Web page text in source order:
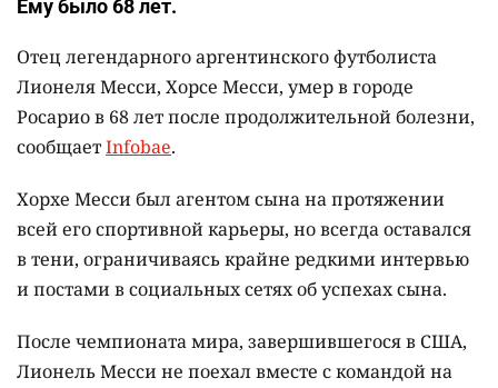
Ему было 68 лет.
Отец легендарного аргентинского футболиста
Лионеля Месси, Хорсе Месси, умер в городе
Росарио в 68 лет после продолжительной болезни,
сообщаетInfobae.
Хорхе Месси был агентом сына на протяжении
всей его спортивной карьеры, но всегда оставался
в тени, ограничиваясь крайне редкими интервью
и постами в социальных сетях об успехах сына.
После чемпионата мира, завершившегося в США,
Лионель Месси не поехал вместе с командой на